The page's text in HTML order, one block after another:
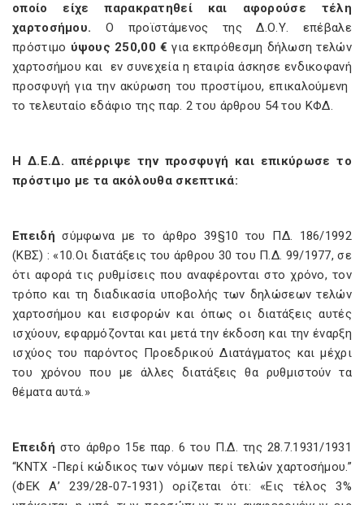
οποίο είχε παρακρατηθεί και αφορούσε τέλη
χαρτοσήμου. Ο προϊστάμενος της Δ.Ο.Υ. επέβαλε
πρόστιμο ύψους 250,00 € για εκπρόθεσμη δήλωση τελών
χαρτοσήμου και εν συνεχεία η εταιρία άσκησε ενδικοφανή
προσφυγή για την ακύρωση του προστίμου, επικαλούμενη
το τελευταίο εδάφιο της παρ. 2 του άρθρου 54 του ΚΦΔ.
Η Δ.Ε.Δ. απέρριψε την προσφυγή και επικύρωσε το
πρόστιμο με τα ακόλουθα σκεπτικά:
Επειδήσύμφωνα με το άρθρο 39§10 του ΠΔ. 186/1992
(ΚΒΣ) : «10.Οι διατάξεις του άρθρου 30 του Π.Δ. 99/1977, σε
ότι αφορά τις ρυθμίσεις που αναφέρονται στο χρόνο, τον
τρόπο και τη διαδικασία υποβολής των δηλώσεων τελών
χαρτοσήμου και εισφορών και όπως οι διατάξεις αυτές
ισχύουν, εφαρμόζονται και μετά την έκδοση και την έναρξη
ισχύος του παρόντος Προεδρικού Διατάγματος και μέχρι
του χρόνου που με άλλες διατάξεις θα ρυθμιστούν τα
θέματα αυτά.»
Επειδή στο άρθρο 15ε παρ. 6 του Π.Δ. της 28.7.1931/1931
“ΚΝΤΧ -Περί κώδικος των νόμων περί τελών χαρτοσήμου.”
(ΦΕΚ Α’ 239/28-07-1931) ορίζεται ότι: «Εις τέλος 3%